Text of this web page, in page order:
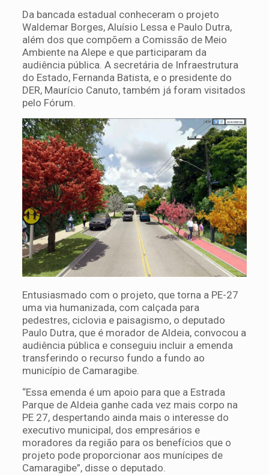
Da bancada estadual conheceram o projeto
Waldemar Borges, Aluísio Lessa e Paulo Dutra,
além dos que compõem a Comissão de Meio
Ambiente na Alepe e que participaram da
audiência pública. A secretária de Infraestrutura
do Estado, Fernanda Batista, e o presidente do
DER, Maurício Canuto, também já foram visitados
pelo Fórum.
Entusiasmado com o projeto, que torna a PE-27
uma via humanizada, com calçada para
pedestres, ciclovia e paisagismo, o deputado
Paulo Dutra, que é morador de Aldeia, convocou a
audiência pública e conseguiu incluir a emenda
transferindo o recurso fundo a fundo ao
município de Camaragibe.
“Essa emenda é um apoio para que a Estrada
Parque de Aldeia ganhe cada vez mais corpo na
PE 27, despertando ainda mais o interesse do
executivo municipal, dos empresários e
moradores da região para os benefícios que o
projeto pode proporcionar aos munícipes de
Camaragibe”, disse o deputado.